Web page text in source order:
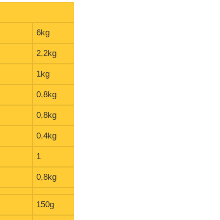
6kg
2,2kg
1kg
0,8kg
0,8kg
0,4kg
1
0,8kg
150g